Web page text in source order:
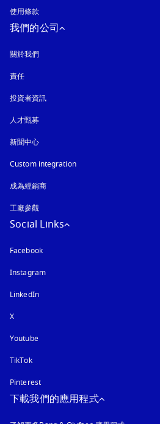
使用條款
我們的公司
關於我們
責任
投資者資訊
人才甄募
新聞中心
Custom integration
成為經銷商
工廠參觀
Social Links
Facebook
Instagram以新標籤頁開啟
LinkedIn
X
Youtube以新標籤頁開啟
TikTok
Pinterest
下載我們的應用程式